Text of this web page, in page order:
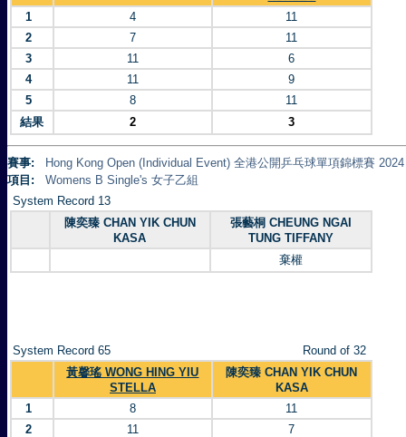
1
4
11
2
7
11
3
11
6
4
11
9
5
8
11
結果
2 3
賽事:
Hong Kong Open (Individual Event) 全港公開乒乓球單項錦標賽 2024
項目:
Womens B Single's 女子乙組
System Record 13
陳奕臻 CHAN YIK CHUN
KASA
張藝桐 CHEUNG NGAI
TUNG TIFFANY
棄權
System Record 65
Round of 32
黃馨瑤 WONG HING YIU
STELLA
陳奕臻 CHAN YIK CHUN
KASA
1
8
11
2
11
7